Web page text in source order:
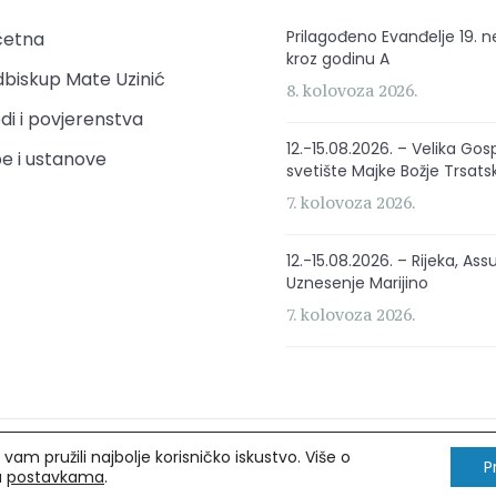
Mate Uzinić
i povjerenstva
i ustanove
Prilagođeno Evanđelje 19.
kroz godinu A
8. kolovoza 2026.
12.-15.08.2026. – Velika
svetište Majke Božje
7. kolovoza 2026.
12.-15.08.2026. – Rijeka,
Uznesenje Marijino
7. kolovoza 2026.
pridržana.
pružili najbolje korisničko iskustvo. Više o
postavkama.